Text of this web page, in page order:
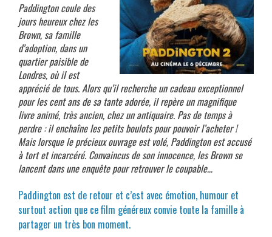
Paddington coule des
jours heureux chez les
Brown, sa famille
d’adoption, dans un
quartier paisible de
Londres, où il est
apprécié de tous. Alors qu’il recherche un cadeau exceptionnel
pour les cent ans de sa tante adorée, il repère un magnifique
livre animé, très ancien, chez un antiquaire. Pas de temps à
perdre : il enchaîne les petits boulots pour pouvoir l’acheter !
Mais lorsque le précieux ouvrage est volé, Paddington est accusé
à tort et incarcéré. Convaincus de son innocence, les Brown se
lancent dans une enquête pour retrouver le coupable…
Paddington est de retour et c’est avec émotion, humour et
surtout action que ce film généreux convie toute la famille à
partager un très bon moment.